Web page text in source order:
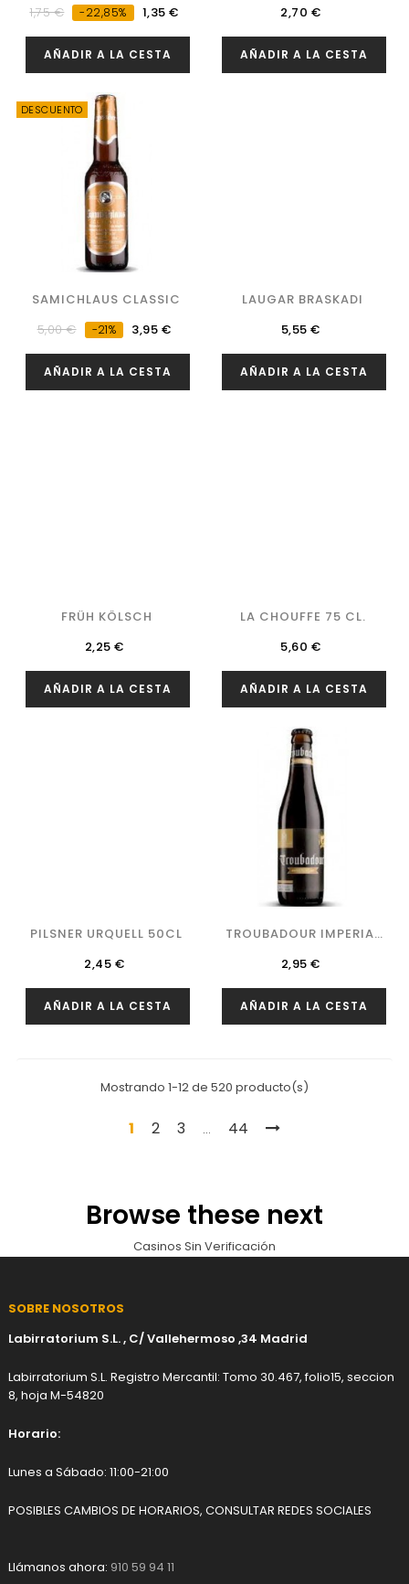
Precio
regular
1,75 € -22,85% Precio
1,35 €
AÑADIR A LA CESTA
STOUT
Precio
2,70 €
AÑADIR A LA CESTA
DESCUENTO
SAMICHLAUS CLASSIC
Precio
regular
5,00 € -21% Precio
3,95 €
AÑADIR A LA CESTA
LAUGAR BRASKADI
Precio
5,55 €
AÑADIR A LA CESTA
FRÜH KÖLSCH
Precio
2,25 €
AÑADIR A LA CESTA
LA CHOUFFE 75 CL.
Precio
5,60 €
AÑADIR A LA CESTA
PILSNER URQUELL 50CL
Precio
2,45 €
AÑADIR A LA CESTA
TROUBADOUR IMPERIAL
STOUT
Precio
2,95 €
AÑADIR A LA CESTA
Mostrando 1-12 de 520 producto(s)
1 2 3 … 44
Browse these next
Casinos Sin Verificación
SOBRE NOSOTROS
Labirratorium S.L. , C/ Vallehermoso ,34 Madrid
Labirratorium S.L. Registro Mercantil: Tomo 30.467, folio15, seccion
8, hoja M-54820
Horario:
Lunes a Sábado: 11:00-21:00
POSIBLES CAMBIOS DE HORARIOS, CONSULTAR REDES SOCIALES
Llámanos ahora: 910 59 94 11